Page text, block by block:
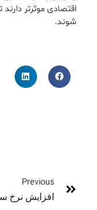
اقتصادی موثرتر دارند
شوند.
Previous